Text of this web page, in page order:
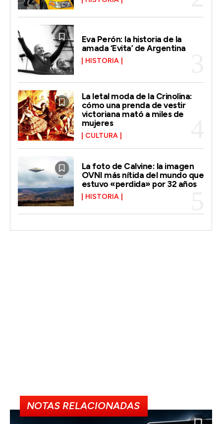
Eva Perón: la historia de la
amada ‘Evita’ de Argentina
HISTORIA
La letal moda de la Crinolina:
cómo una prenda de vestir
victoriana mató a miles de
mujeres
CULTURA
La foto de Calvine: la imagen
OVNI más nítida del mundo que
estuvo «perdida» por 32 años
HISTORIA
NOTAS RELACIONADAS